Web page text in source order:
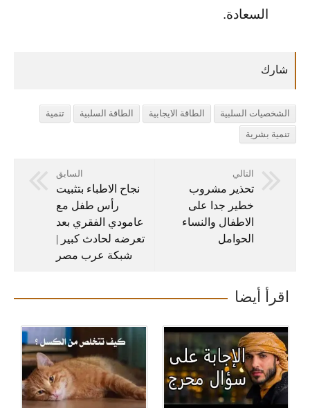
السعادة.
الشخصيات السلبية الطاقة الايجابية الطاقة السلبية
تنمية
تنمية بشرية
التالي
تحذير مشروب
خطير جدا على
الاطفال والنساء
الحوامل
السابق
نجاح الاطباء بتثبيت
رأس طفل مع
عامودي الفقري بعد
تعرضه لحادث كبير |
شبكة عرب مصر
اقرأ أيضا